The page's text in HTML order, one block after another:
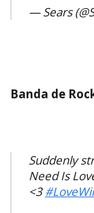
— Sears
Banda de
Suddenly
Need Is
<3